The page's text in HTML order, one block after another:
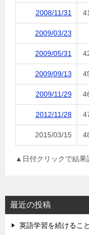
2008/11/31
2009/03/23
2009/05/31
2009/09/13
2009/11/29
2012/11/28
2015/03/15
▲日付クリックで結果
最近の投稿
英語学習を続けるこ